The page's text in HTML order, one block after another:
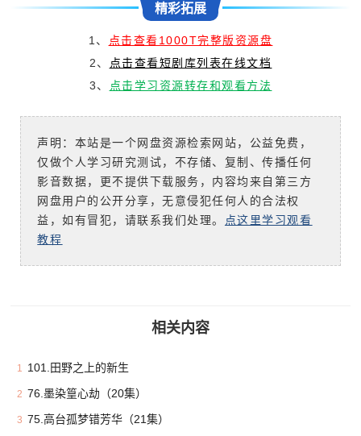
精彩拓展
1、 点击查看1000T完整版资源盘
2、 点击查看短剧库列表在线文档
3、 点击学习资源转存和观看方法
声明：本站是一个网盘资源检索网站，公益免费，
仅做个人学习研究测试，不存储、复制、传播任何
影音数据，更不提供下载服务，内容均来自第三方
网盘用户的公开分享，无意侵犯任何人的合法权
益，如有冒犯，请联系我们处理。 点这里学习观看
教程
相关内容
1 101.田野之上的新生
2 76.墨染篁心劫（20集）
3 75.高台孤梦错芳华（21集）